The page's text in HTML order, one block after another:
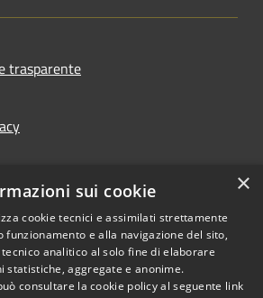
trasparente
Copyright © 2026 • Comune di
×
sui cookie
cookie tecnici e assimilati strettamente
funzionamento e alla navigazione del sito,
analitico al solo fine di elaborare
statistiche, aggregate e anonime.
consultare la cookie policy al seguente link